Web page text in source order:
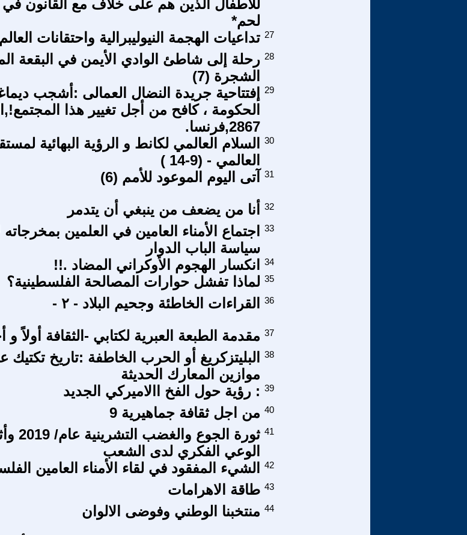
للأطفال الذين هم على خلاف مع القانون في
لحم*
تداعيات الهجمة النيوليبرالية واحتقانات 27
رحلة إلى شاطئ الوادي الأيمن في البقعة
الشجرة (7)
28
إفتتاحية جريدة النضال العمالى :أشجب
الحكومة ، كافح من أجل تغيير هذا
2867,فرنسا.
29
السلام العالمي لكانط و الرؤية البهائية
العالمي - (9-14 )
30
آتى اليوم الموعود للأمم (6) 31
أنا من يضعف من ينبغي أن يتدمر 32
‏اجتماع الأمناء العامين في العلمين بمخرجاته
سياسة الباب الدوار
33
انكسار الهجوم الأوكراني المضاد .!!
34
لماذا تفشل حوارات المصالحة الفلسطينية؟ 35
القراءات الخاطئة وجحيم البلاد - ٢ - 36
مقدمة الطبعة العبرية لكتابي -الثقافة أولاً و 37
البليتزكريغ أو الحرب الخاطفة :تاريخ
موازين المعارك الحديثة
38
: رؤية حول الفخ االاميركي الجديد 39
من اجل ثقافة جماهيرية 9 40
ثورة
الوعي الفكري لدى الشعب
41
الشيء المفقود في لقاء الأمناء العامين 42
طاقة الاهرامات 43
منتخبنا الوطني وفوضى الالوان 44